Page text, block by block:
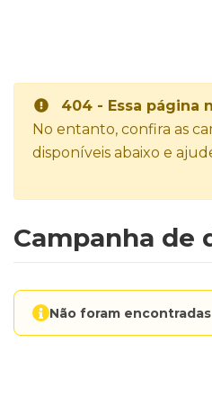
404 - Essa página
No entanto, confira as
disponíveis abaixo e
Campanha de
Não foram